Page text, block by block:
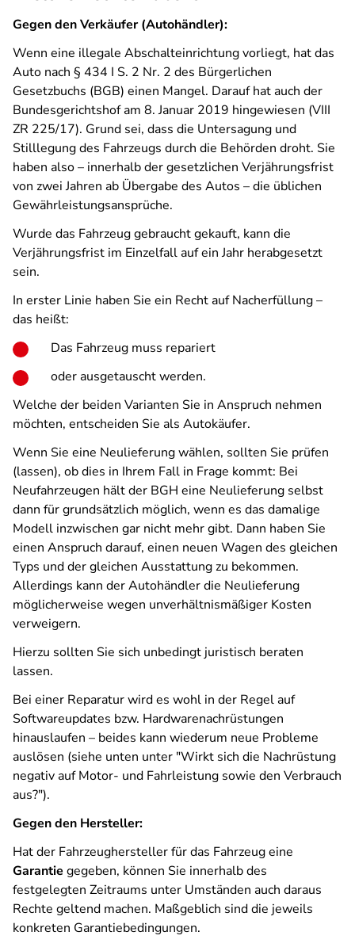
Gegen den Verkäufer (Autohändler):
Wenn eine illegale Abschalteinrichtung vorliegt, hat das
Auto nach § 434 I S. 2 Nr. 2 des Bürgerlichen
Gesetzbuchs (BGB) einen Mangel. Darauf hat auch der
Bundesgerichtshof am 8. Januar 2019 hingewiesen (VIII
ZR 225/17). Grund sei, dass die Untersagung und
Stilllegung des Fahrzeugs durch die Behörden droht. Sie
haben also – innerhalb der gesetzlichen Verjährungsfrist
von zwei Jahren ab Übergabe des Autos – die üblichen
Gewährleistungsansprüche.
Wurde das Fahrzeug gebraucht gekauft, kann die
Verjährungsfrist im Einzelfall auf ein Jahr herabgesetzt
sein.
In erster Linie haben Sie ein Recht auf Nacherfüllung –
das heißt:
Das Fahrzeug muss repariert
oder ausgetauscht werden.
Welche der beiden Varianten Sie in Anspruch nehmen
möchten, entscheiden Sie als Autokäufer.
Wenn Sie eine Neulieferung wählen, sollten Sie prüfen
(lassen), ob dies in Ihrem Fall in Frage kommt: Bei
Neufahrzeugen hält der BGH eine Neulieferung selbst
dann für grundsätzlich möglich, wenn es das damalige
Modell inzwischen gar nicht mehr gibt. Dann haben Sie
einen Anspruch darauf, einen neuen Wagen des gleichen
Typs und der gleichen Ausstattung zu bekommen.
Allerdings kann der Autohändler die Neulieferung
möglicherweise wegen unverhältnismäßiger Kosten
verweigern.
Hierzu sollten Sie sich unbedingt juristisch beraten
lassen.
Bei einer Reparatur wird es wohl in der Regel auf
Softwareupdates bzw. Hardwarenachrüstungen
hinauslaufen – beides kann wiederum neue Probleme
auslösen (siehe unten unter "Wirkt sich die Nachrüstung
negativ auf Motor- und Fahrleistung sowie den Verbrauch
aus?").
Gegen den Hersteller:
Hat der Fahrzeughersteller für das Fahrzeug eine
Garantie gegeben, können Sie innerhalb des
festgelegten Zeitraums unter Umständen auch daraus
Rechte geltend machen. Maßgeblich sind die jeweils
konkreten Garantiebedingungen.